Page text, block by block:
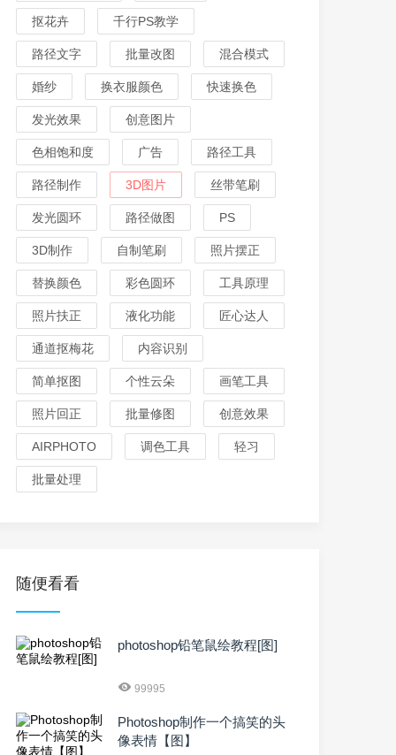
抠花卉 千行PS教学
路径文字 批量改图 混合模式
婚纱 换衣服颜色 快速换色
发光效果 创意图片
色相饱和度 广告 路径工具
路径制作 3D图片 丝带笔刷
发光圆环 路径做图 PS
3D制作 自制笔刷 照片摆正
替换颜色 彩色圆环 工具原理
照片扶正 液化功能 匠心达人
通道抠梅花 内容识别
简单抠图 个性云朵 画笔工具
照片回正 批量修图 创意效果
AIRPHOTO 调色工具 轻习
批量处理
随便看看
photoshop铅笔鼠绘教程[图]
99995
Photoshop制作一个搞笑的头
像表情【图】